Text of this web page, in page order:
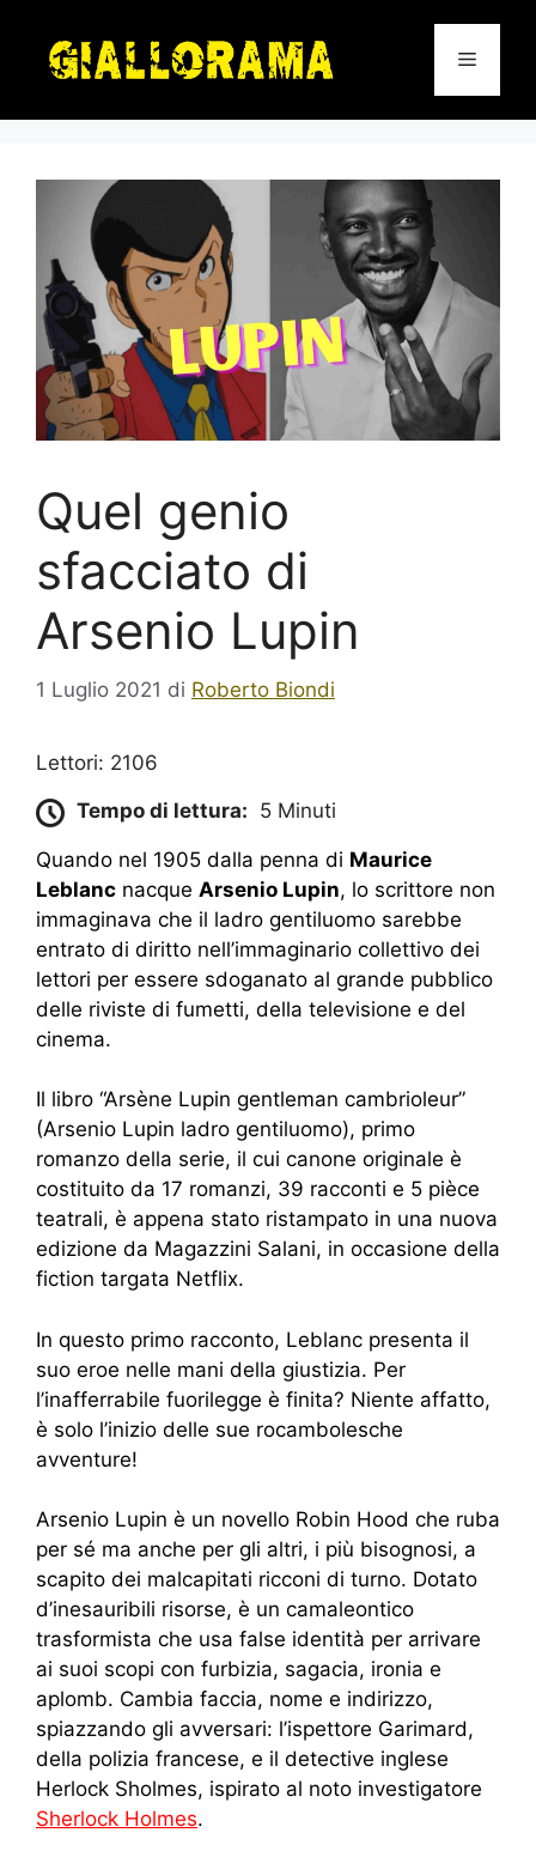
contenuto
Menu
Quel genio
sfacciato di
Arsenio Lupin
1 Luglio 2021 di Roberto Biondi
Lettori: 2106
Tempo di lettura: 5 Minuti
Quando nel 1905 dalla penna di Maurice
Leblanc nacque Arsenio Lupin, lo scrittore non
immaginava che il ladro gentiluomo sarebbe
entrato di diritto nell’immaginario collettivo dei
lettori per essere sdoganato al grande pubblico
delle riviste di fumetti, della televisione e del
cinema.
Il libro “Arsène Lupin gentleman cambrioleur”
(Arsenio Lupin ladro gentiluomo), primo
romanzo della serie, il cui canone originale è
costituito da 17 romanzi, 39 racconti e 5 pièce
teatrali, è appena stato ristampato in una nuova
edizione da Magazzini Salani, in occasione della
fiction targata Netflix.
In questo primo racconto, Leblanc presenta il
suo eroe nelle mani della giustizia. Per
l’inafferrabile fuorilegge è finita? Niente affatto,
è solo l’inizio delle sue rocambolesche
avventure!
Arsenio Lupin è un novello Robin Hood che ruba
per sé ma anche per gli altri, i più bisognosi, a
scapito dei malcapitati ricconi di turno. Dotato
d’inesauribili risorse, è un camaleontico
trasformista che usa false identità per arrivare
ai suoi scopi con furbizia, sagacia, ironia e
aplomb. Cambia faccia, nome e indirizzo,
spiazzando gli avversari: l’ispettore Garimard,
della polizia francese, e il detective inglese
Herlock Sholmes, ispirato al noto investigatore
Sherlock Holmes.